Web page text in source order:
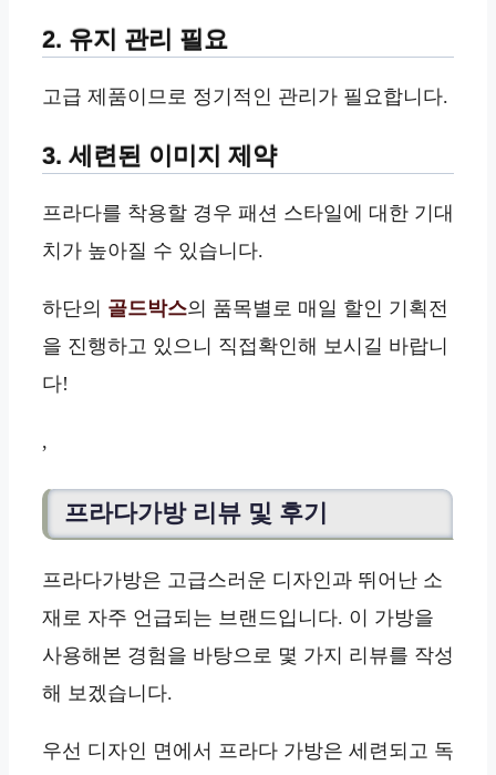
2. 유지 관리 필요
고급 제품이므로 정기적인 관리가 필요합니다.
3. 세련된 이미지 제약
프라다를 착용할 경우 패션 스타일에 대한 기대
치가 높아질 수 있습니다.
하단의 골드박스의 품목별로 매일 할인 기획전
을 진행하고 있으니 직접확인해 보시길 바랍니
다!
,
프라다가방 리뷰 및 후기
프라다가방은 고급스러운 디자인과 뛰어난 소
재로 자주 언급되는 브랜드입니다. 이 가방을
사용해본 경험을 바탕으로 몇 가지 리뷰를 작성
해 보겠습니다.
우선 디자인 면에서 프라다 가방은 세련되고 독